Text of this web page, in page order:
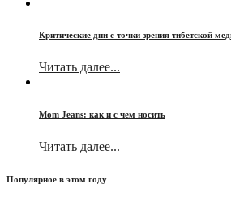
Критические дни с точки зрения тибетской
Читать далее...
Mom Jeans: как и с чем носить
Читать далее...
Популярное в этом году